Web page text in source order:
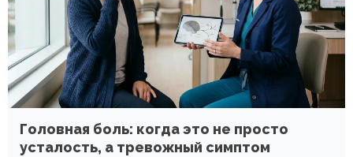
Головная боль: когда это не просто
усталость, а тревожный симптом